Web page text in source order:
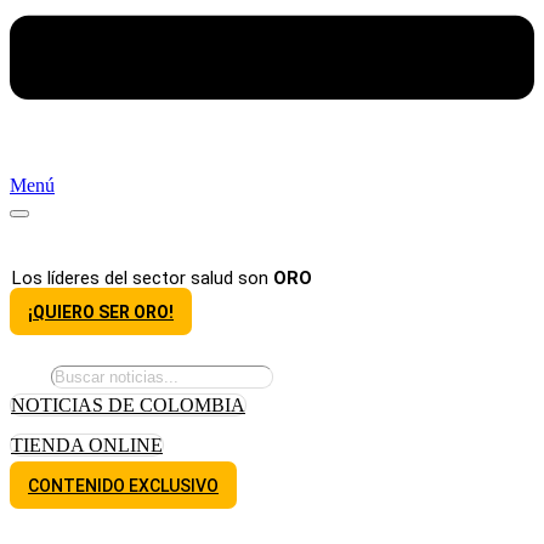
Menú
Los líderes del sector salud son ORO
¡QUIERO SER ORO!
NOTICIAS DE COLOMBIA
TIENDA ONLINE
CONTENIDO EXCLUSIVO